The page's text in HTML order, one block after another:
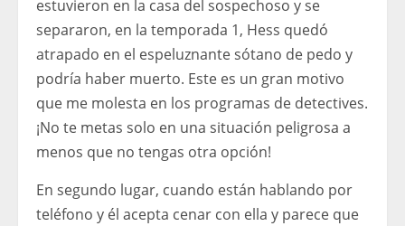
estuvieron en la casa del sospechoso y se
separaron, en la temporada 1, Hess quedó
atrapado en el espeluznante sótano de pedo y
podría haber muerto. Este es un gran motivo
que me molesta en los programas de detectives.
¡No te metas solo en una situación peligrosa a
menos que no tengas otra opción!
En segundo lugar, cuando están hablando por
teléfono y él acepta cenar con ella y parece que